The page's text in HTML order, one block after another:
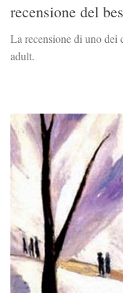
recensione del
La recensione di uno dei
adult.